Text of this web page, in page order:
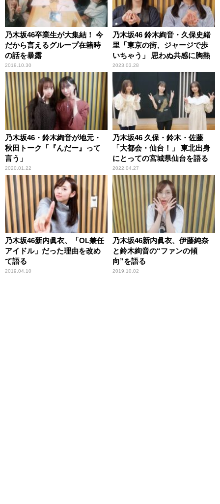
乃木坂46卒業生が大集結！ 今
だから言えるグループ在籍時
の話を暴露
2019.10.30
乃木坂46 鈴木絢音・久保史緒
里「東京の街、ジャージで歩
いちゃう」 思わぬ共感に胸熱
2023.03.28
乃木坂46・鈴木絢音が地元・
秋田トーク「『んだー』って
言う」
2020.01.22
乃木坂46 久保・鈴木・佐藤
「大都会・仙台！」 東北出身
にとっての宮城県仙台を語る
2022.04.27
乃木坂46新内眞衣、「OL兼任
アイドル」だった理由を改め
て語る
2019.04.10
乃木坂46新内眞衣、伊藤純奈
と鈴木絢音の“ファンの傾
向”を語る
2019.10.02